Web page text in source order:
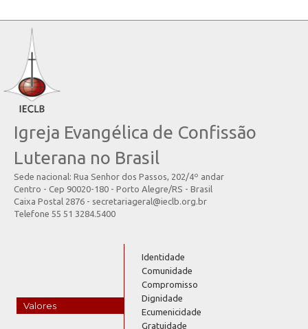
Igreja Evangélica de Confissão
Luterana no Brasil
Sede nacional: Rua Senhor dos Passos, 202/4º andar
Centro - Cep 90020-180 - Porto Alegre/RS - Brasil
Caixa Postal 2876 - secretariageral@ieclb.org.br
Telefone 55 51 3284.5400
Valores
Identidade
Comunidade
Compromisso
Dignidade
Ecumenicidade
Gratuidade